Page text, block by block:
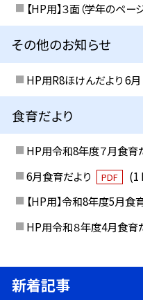
【HP用】３面（学年のページ
その他のお知らせ
HP用R8ほけんだより 6月
食育だより
HP用令和8年度７月食育
6月食育だより
PDF
(1
【HP用】令和8年度5月食
HP用令和８年度4月食育
新着記事